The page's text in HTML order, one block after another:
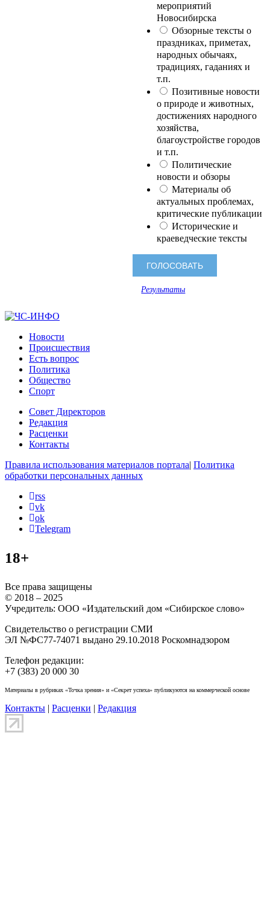
мероприятий
Новосибирска
Обзорные тексты о
праздниках, приметах,
народных обычаях,
традициях, гаданиях и
т.п.
Позитивные новости
о природе и животных,
достижениях народного
хозяйства,
благоустройстве городов
и т.п.
Политические
новости и обзоры
Материалы об
актуальных проблемах,
критические публикации
Исторические и
краеведческие тексты
Результаты
Новости
Происшествия
Есть вопрос
Политика
Общество
Спорт
Совет Директоров
Редакция
Расценки
Контакты
Правила использования материалов портала| Политика
обработки персональных данных
rss
vk
ok
Telegram
18+
Все права защищены
© 2018 – 2025
Учредитель: ООО «Издательский дом «Сибирское слово»
Свидетельство о регистрации СМИ
ЭЛ №ФС77-74071 выдано 29.10.2018 Роскомнадзором
Телефон редакции:
+7 (383) 20 000 30
Материалы в рубриках «Точка зрения» и «Секрет успеха» публикуются на коммерческой основе
Контакты | Расценки | Редакция